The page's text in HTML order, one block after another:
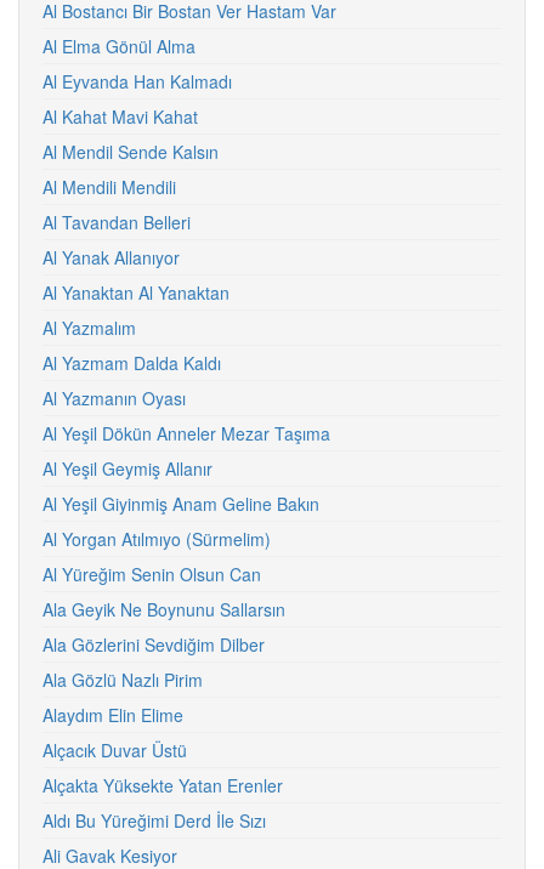
Al Bostancı Bir Bostan Ver Hastam Var
Al Elma Gönül Alma
Al Eyvanda Han Kalmadı
Al Kahat Mavi Kahat
Al Mendil Sende Kalsın
Al Mendili Mendili
Al Tavandan Belleri
Al Yanak Allanıyor
Al Yanaktan Al Yanaktan
Al Yazmalım
Al Yazmam Dalda Kaldı
Al Yazmanın Oyası
Al Yeşil Dökün Anneler Mezar Taşıma
Al Yeşil Geymiş Allanır
Al Yeşil Giyinmiş Anam Geline Bakın
Al Yorgan Atılmıyo (Sürmelim)
Al Yüreğim Senin Olsun Can
Ala Geyik Ne Boynunu Sallarsın
Ala Gözlerini Sevdiğim Dilber
Ala Gözlü Nazlı Pirim
Alaydım Elin Elime
Alçacık Duvar Üstü
Alçakta Yüksekte Yatan Erenler
Aldı Bu Yüreğimi Derd İle Sızı
Ali Gavak Kesiyor